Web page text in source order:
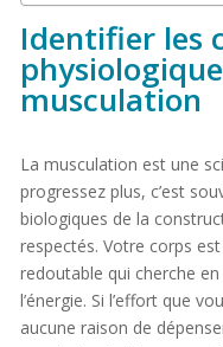
Identifier les
musculation
La musculation est une
progressez plus, c’est
biologiques de la
respectés. Votre corps
redoutable qui cherche
l’énergie. Si l’effort que
aucune raison de